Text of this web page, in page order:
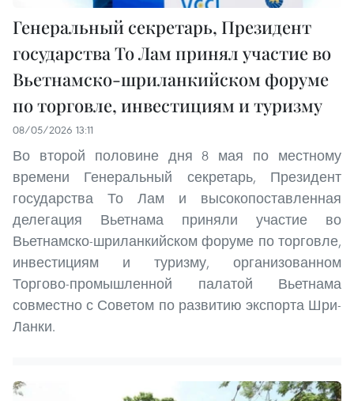
Генеральный секретарь, Президент
государства То Лам принял участие во
Вьетнамско-шриланкийском форуме
по торговле, инвестициям и туризму
08/05/2026 13:11
Во второй половине дня 8 мая по местному
времени Генеральный секретарь, Президент
государства То Лам и высокопоставленная
делегация Вьетнама приняли участие во
Вьетнамско-шриланкийском форуме по торговле,
инвестициям и туризму, организованном
Торгово-промышленной палатой Вьетнама
совместно с Советом по развитию экспорта Шри-
Ланки.